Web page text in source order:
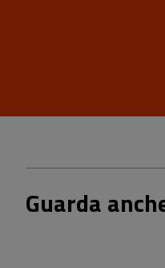
Guarda